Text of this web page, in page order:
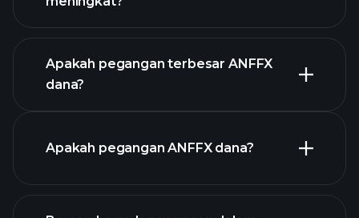
grafik lanjutan
Apakah pegangan terbesar ANFFX
dana?
Apakah pegangan ANFFX dana?